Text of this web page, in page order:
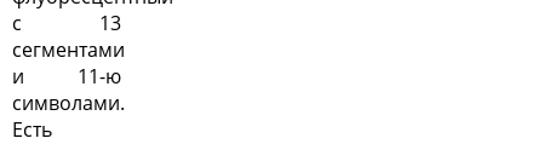
с 13
сегментами
и 11-ю
символами.
Есть